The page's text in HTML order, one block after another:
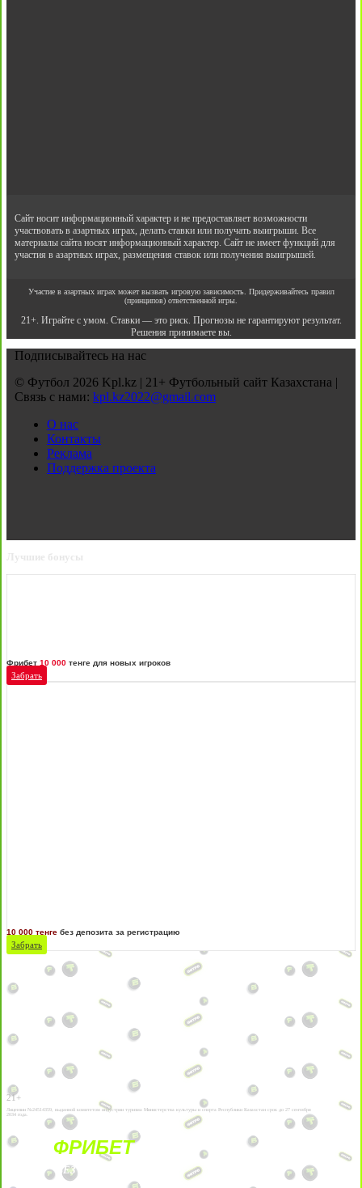
Сайт носит информационный характер и не предоставляет возможности
участвовать в азартных играх, делать ставки или получать выигрыши. Все
материалы сайта носят информационный характер. Сайт не имеет функций для
участия в азартных играх, размещения ставок или получения выигрышей.
Участие в азартных играх может вызвать игровую зависимость. Придерживайтесь правил
(принципов) ответственной игры.
21+. Играйте с умом. Ставки — это риск. Прогнозы не гарантируют результат.
Решения принимаете вы.
Подписывайтесь на нас
© Футбол 2026 Kpl.kz | 21+ Футбольный сайт Казахстана |
Связь с нами: kpl.kz2022@gmail.com
О нас
Контакты
Реклама
Поддержка проекта
Лучшие бонусы
Фрибет 10 000 тенге для новых игроков
Забрать
10 000 тенге без депозита за регистрацию
Забрать
21+
Лицензии №24514359, выданной комитетом индустрии туризма Министерства культуры и спорта Республики Казахстан срок до 27 сентября
2034 года.
ФРИБЕТ
БЕЗ УСЛОВИЙ